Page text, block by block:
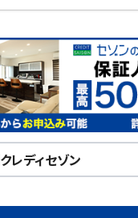
レディセゾン